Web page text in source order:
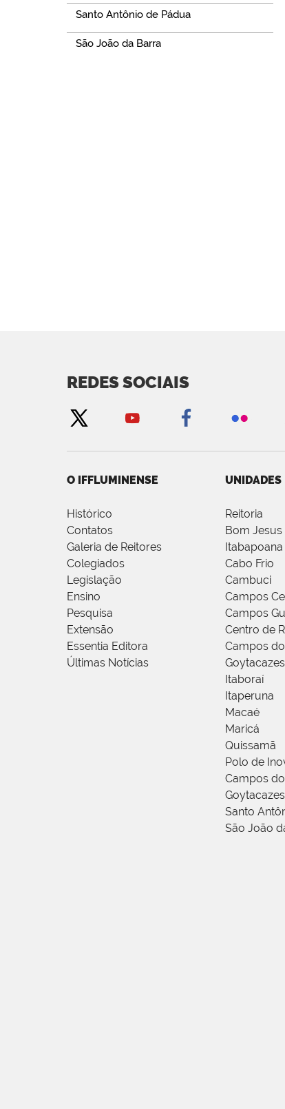
Santo Antônio de Pádua
São João da Barra
REDES SOCIAIS
O IFFLUMINENSE
Histórico
Contatos
Galeria de Reitores
Colegiados
Legislação
Ensino
Pesquisa
Extensão
Essentia Editora
Últimas Notícias
UNIDADES
Reitoria
Bom Jesus
Itabapoana
Cabo Frio
Cambuci
Campos
Campos
Centro de
Campos
Goytacazes
Itaboraí
Itaperuna
Macaé
Maricá
Quissamã
Polo de
Campos
Goytacazes
Santo
São João